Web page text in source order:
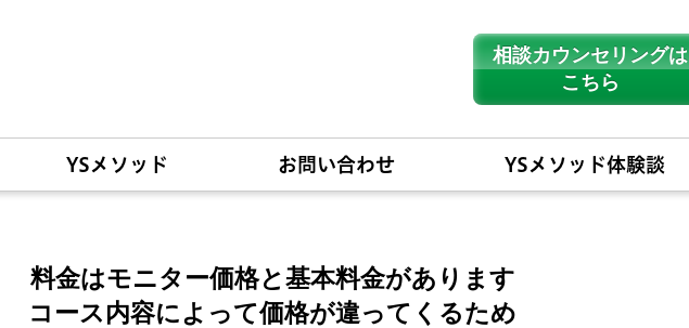
相談カウンセリングは
こちら
YSメソッド お問い合わせ YSメソッド体験談
料金はモニター価格と基本料金があります
コース内容によって価格が違ってくるため